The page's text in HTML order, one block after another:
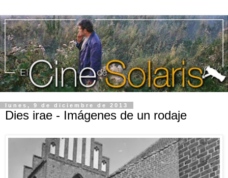
lunes, 9 de diciembre de 2013
Dies irae - Imágenes de un rodaje